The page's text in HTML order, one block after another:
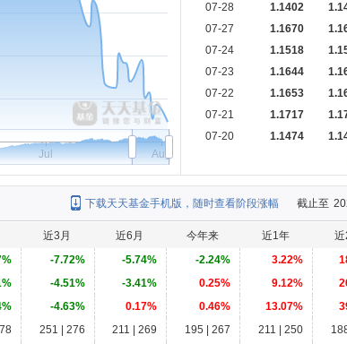
Jul Aug
07-28
1.1402
07-27
1.1670
07-24
1.1518
07-23
1.1644
07-22
1.1653
07-21
1.1717
07-20
1.1474
截止至
下载天天基金手机版，随时查看阶段涨幅
近3月 近6月 今年来 近1年
-7.72% -5.74% -2.24% 3.22%
-4.51% -3.41% 0.25% 9.12%
-4.63% 0.17% 0.46% 13.07%
251 | 276 211 | 269 195 | 267 211 | 250